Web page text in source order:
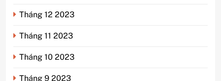
Tháng 12 2023
Tháng 11 2023
Tháng 10 2023
Tháng 9 2023